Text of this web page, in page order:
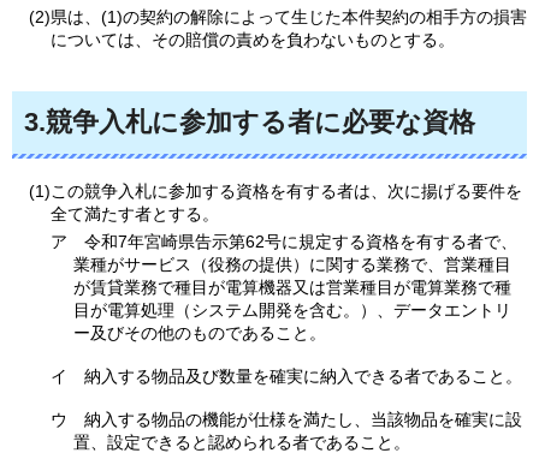
(2)県は、(1)の契約の解除によって生じた本件契約の相手方の損害
については、その賠償の責めを負わないものとする。
3.競争入札に参加する者に必要な資格
(1)この競争入札に参加する資格を有する者は、次に揚げる要件を
全て満たす者とする。
ア
令和7年宮崎県告示第62号に規定する資格を有する者で、
業種がサービス（役務の提供）に関する業務で、営業種目
が賃貸業務で種目が電算機器又は営業種目が電算業務で種
目が電算処理（システム開発を含む。）、データエントリ
ー及びその他のものであること。
イ 納 入する物品及び数量を確実に納入できる者であること。
ウ 納 入する物品の機能が仕様を満たし、当該物品を確実に設
置、設定できると認められる者であること。